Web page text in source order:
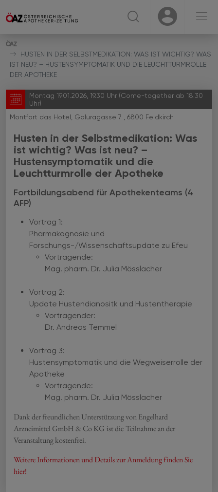
USER USER ☰
HUSTEN IN DER SELBSTMEDIKATION: WAS IST WICHTIG? WAS
IST NEU? – HUSTENSYMPTOMATIK UND DIE LEUCHTTURMROLLE
DER APOTHEKE
Montag 19.01.2026, 19.30 Uhr (Come-together ab 18.30
Uhr)
Montfort das Hotel, Galuragasse 7 , 6800 Feldkirch
Husten in der Selbstmedikation: Was
ist wichtig? Was ist neu? –
Hustensymptomatik und die
Leuchtturmrolle der Apotheke
Fortbildungsabend für Apothekenteams (4
AFP)
Vortrag 1:
Pharmakognosie und
Forschungs-/Wissenschaftsupdate zu Efeu
Vortragende:
Mag. pharm. Dr. Julia Mösslacher
Vortrag 2:
Update Hustendianositk und Hustentherapie
Vortragender:
Dr. Andreas Temmel
Vortrag 3:
Hustensymptomatik und die Wegweiserrolle der
Apotheke
Vortragende:
Mag. pharm. Dr. Julia Mösslacher
Dank der freundlichen Unterstützung von Engelhard
Arzneimittel GmbH & Co KG ist dieTeilnahme an der
Veranstaltung kostenfrei.
Weitere Informationen und Details zur Anmeldung finden Sie
hier!